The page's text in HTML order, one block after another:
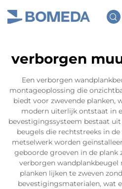
verborgen
Een verborgen
montageoplossing die
biedt voor zwevende planken,
modern uiterlijk ontstaat in
bevestigingssysteem bestaat
beugels die rechtstreeks in
metselwerk worden
geboorde groeven in de plank
verborgen
planken lijken te zweven
bevestigingsmaterialen, wat